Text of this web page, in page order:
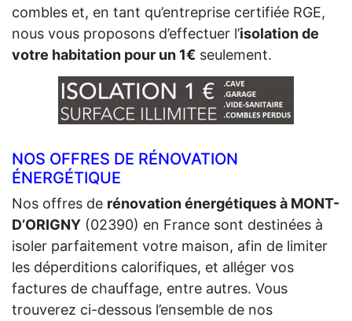
combles et, en tant qu’entreprise certifiée RGE,
nous vous proposons d’effectuer l’isolation de
votre habitation pour un 1€ seulement.
NOS OFFRES DE RÉNOVATION
ÉNERGÉTIQUE
Nos offres de rénovation énergétiques à MONT-
D’ORIGNY (02390) en France sont destinées à
isoler parfaitement votre maison, afin de limiter
les déperditions calorifiques, et alléger vos
factures de chauffage, entre autres. Vous
trouverez ci-dessous l’ensemble de nos